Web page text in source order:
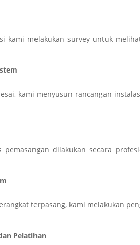
kami melakukan survey untuk
kami menyusun rancangan
pemasangan dilakukan secara
terpasang, kami melakukan
Pelatihan